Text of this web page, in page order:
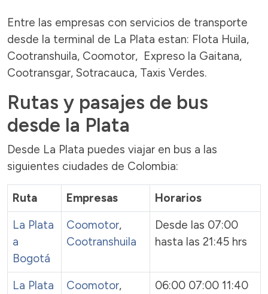
Entre las empresas con servicios de transporte
desde la terminal de La Plata estan: Flota Huila,
Cootranshuila, Coomotor, Expreso la Gaitana,
Cootransgar, Sotracauca, Taxis Verdes.
Rutas y pasajes de bus
desde la Plata
Desde La Plata puedes viajar en bus a las
siguientes ciudades de Colombia:
Ruta Empresas
Horarios
La Plata
a
Bogotá
Coomotor,
Cootranshuila
Desde las 07:00
hasta las 21:45 hrs
La Plata
Coomotor,
06:00 07:00 11:40